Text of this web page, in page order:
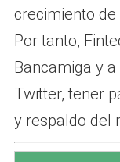
crecimiento
Por tanto,
Bancamiga y
Twitter, tener
y respaldo del